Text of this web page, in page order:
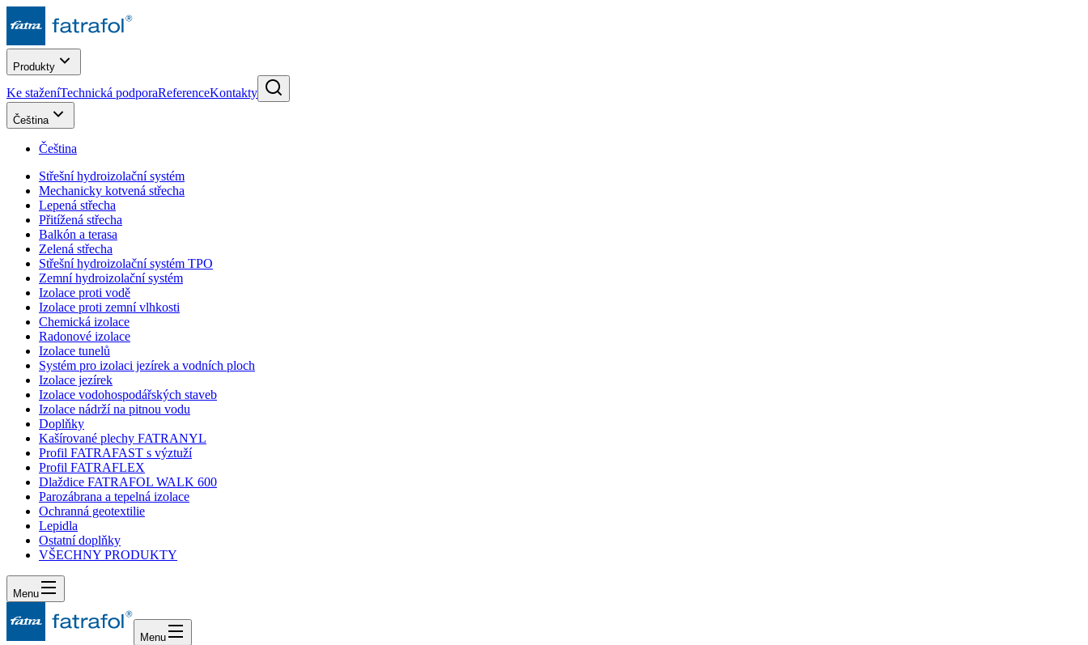
Produkty
Ke staženíTechnická podporaReferenceKontakty
Čeština
Čeština
Střešní hydroizolační systém
Mechanicky kotvená střecha
Lepená střecha
Přitížená střecha
Balkón a terasa
Zelená střecha
Střešní hydroizolační systém TPO
Zemní hydroizolační systém
Izolace proti vodě
Izolace proti zemní vlhkosti
Chemická izolace
Radonové izolace
Izolace tunelů
Systém pro izolaci jezírek a vodních ploch
Izolace jezírek
Izolace vodohospodářských staveb
Izolace nádrží na pitnou vodu
Doplňky
Kašírované plechy FATRANYL
Profil FATRAFAST s výztuží
Profil FATRAFLEX
Dlaždice FATRAFOL WALK 600
Parozábrana a tepelná izolace
Ochranná geotextilie
Lepidla
Ostatní doplňky
VŠECHNY PRODUKTY
Menu
Menu